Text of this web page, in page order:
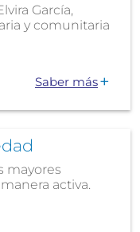
García,
y comunitaria
Saber más
mayores
activa.